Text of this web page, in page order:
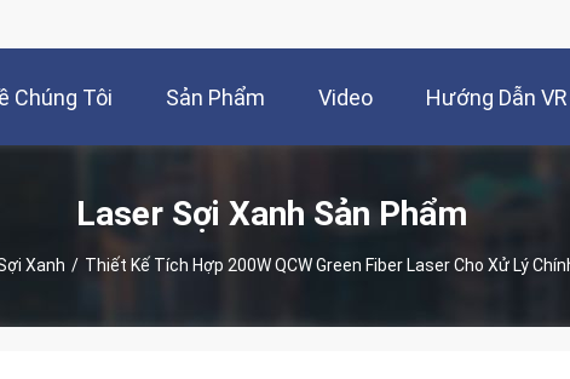
Chúng Tôi Sản Phẩm Video Hướng Dẫn VR
Laser Sợi Xanh Sản Phẩm
Xanh / Thiết Kế Tích Hợp 200W QCW Green Fiber Laser Cho Xử Lý